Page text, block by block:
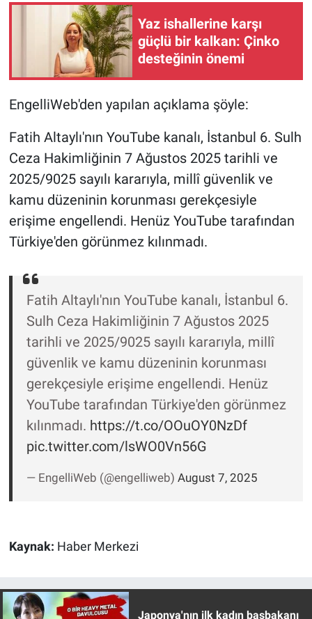
Yaz ishallerine karşı
güçlü bir kalkan: Çinko
desteğinin önemi
EngelliWeb'den yapılan açıklama şöyle:
Fatih Altaylı'nın YouTube kanalı, İstanbul 6. Sulh
Ceza Hakimliğinin 7 Ağustos 2025 tarihli ve
2025/9025 sayılı kararıyla, millî güvenlik ve
kamu düzeninin korunması gerekçesiyle
erişime engellendi. Henüz YouTube tarafından
Türkiye'den görünmez kılınmadı.
Fatih Altaylı'nın YouTube kanalı, İstanbul 6.
Sulh Ceza Hakimliğinin 7 Ağustos 2025
tarihli ve 2025/9025 sayılı kararıyla, millî
güvenlik ve kamu düzeninin korunması
gerekçesiyle erişime engellendi. Henüz
YouTube tarafından Türkiye'den görünmez
kılınmadı. https://t.co/OOuOY0NzDf
pic.twitter.com/lsWO0Vn56G
— EngelliWeb (@engelliweb) August 7, 2025
Kaynak: Haber Merkezi
Japonya'nın ilk kadın başbakanı
Yerel Yaşam
Canlı Yayın